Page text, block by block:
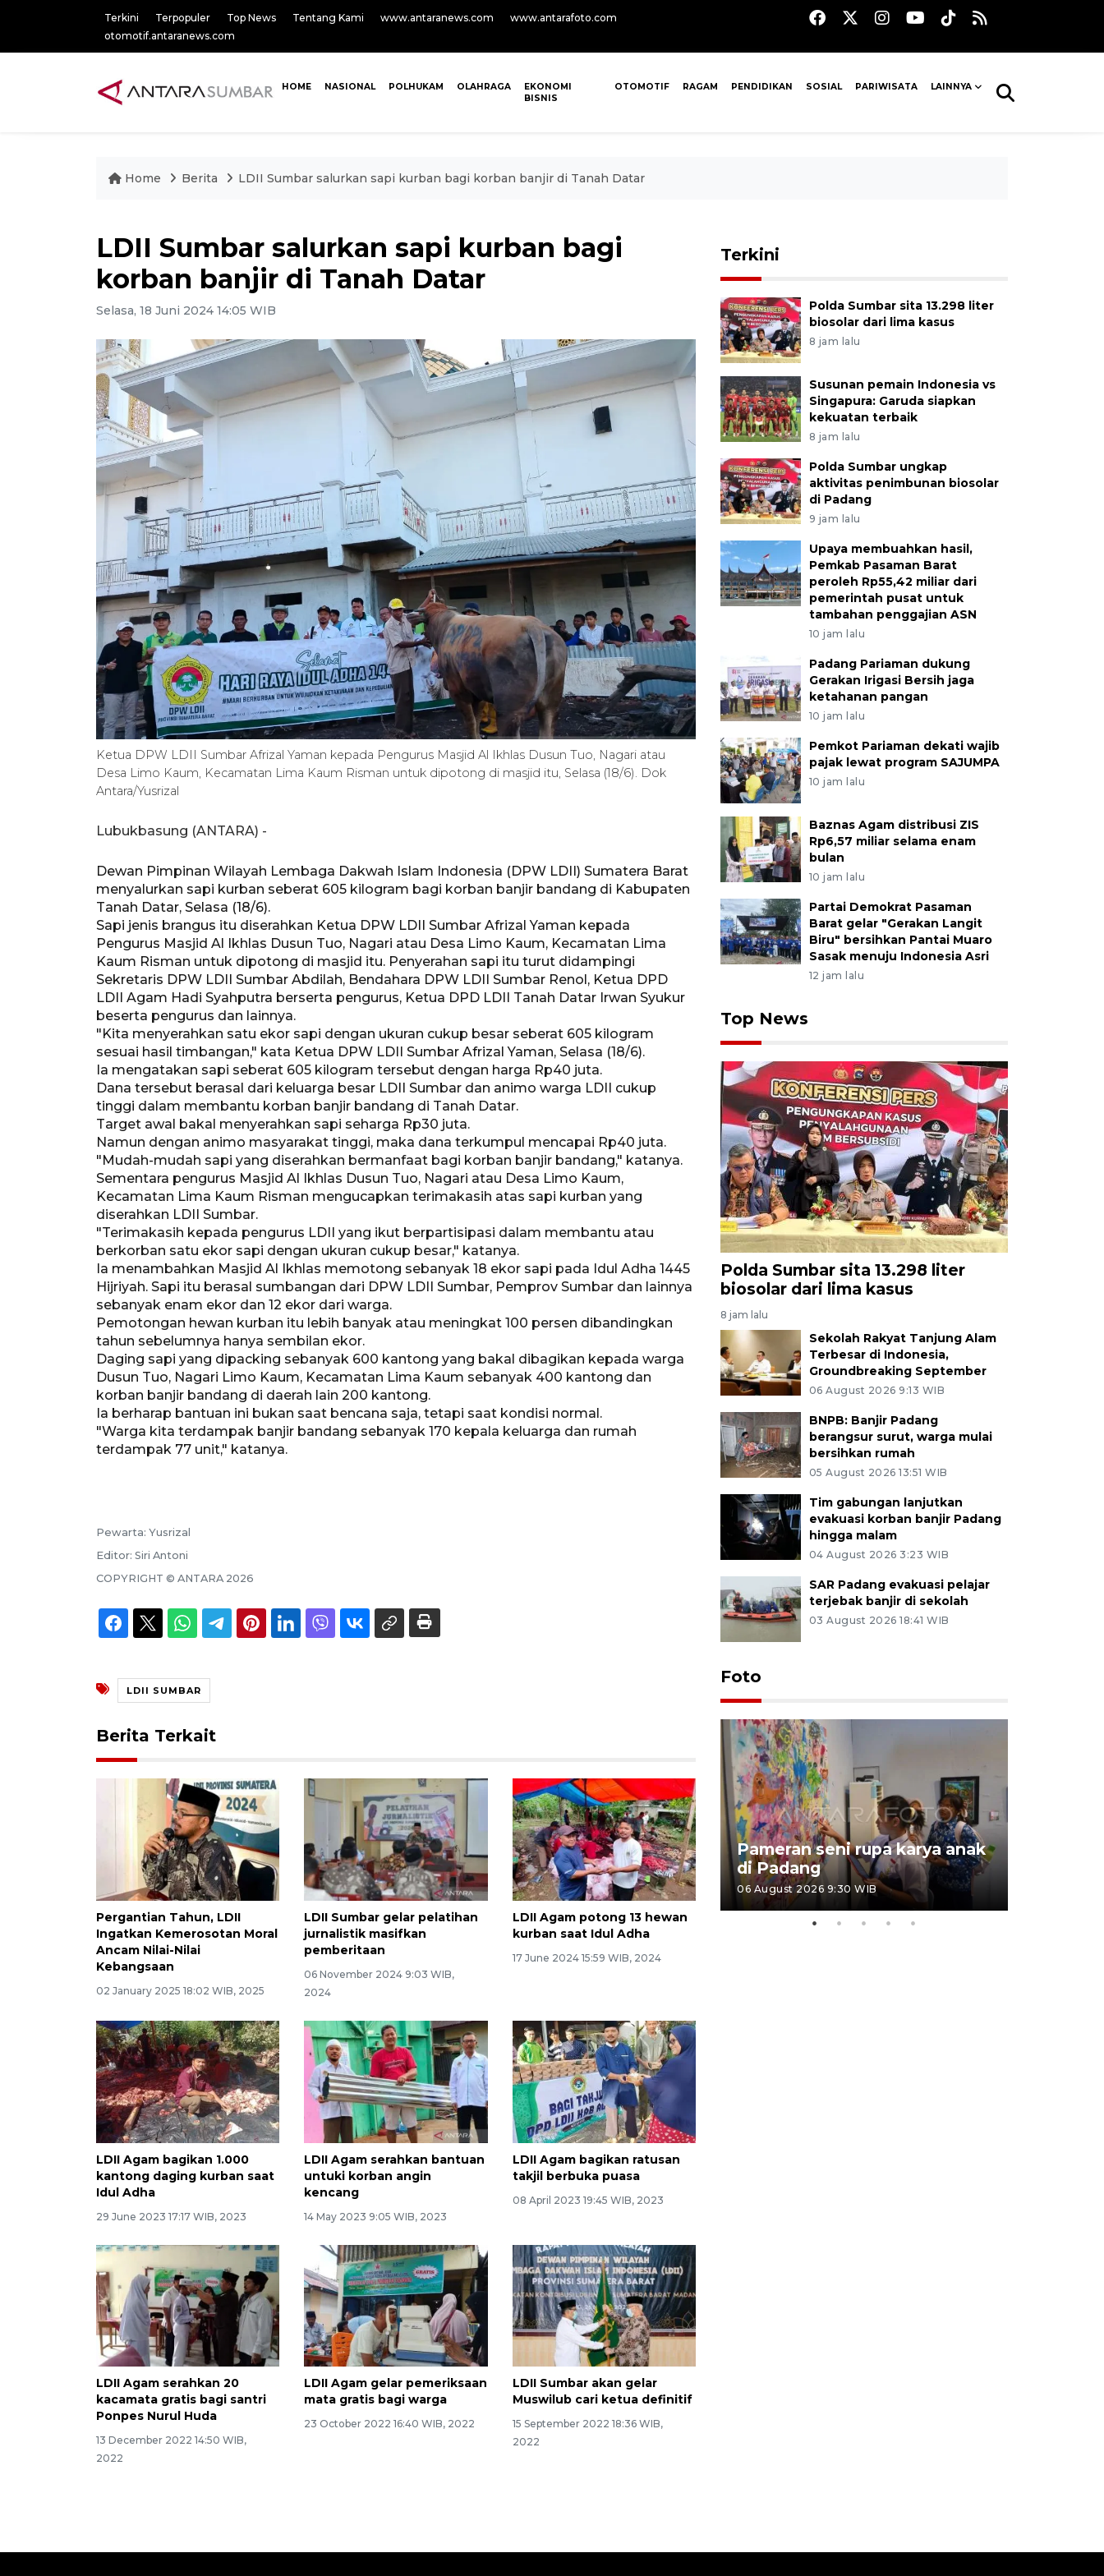
Terkini Terpopuler Top News Tentang Kami www.antaranews.com
www.antarafoto.com
otomotif.antaranews.com
HOME NASIONAL POLHUKAM OLAHRAGA
EKONOMI
BISNIS
OTOMOTIF RAGAM PENDIDIKAN SOSIAL PARIWISATA LAINNYA
Home Berita LDII Sumbar salurkan sapi kurban bagi korban banjir di Tanah Datar
LDII Sumbar salurkan sapi kurban bagi
korban banjir di Tanah Datar
Selasa, 18 Juni 2024 14:05 WIB
Ketua DPW LDII Sumbar Afrizal Yaman kepada Pengurus Masjid Al Ikhlas Dusun Tuo, Nagari atau
Desa Limo Kaum, Kecamatan Lima Kaum Risman untuk dipotong di masjid itu, Selasa (18/6). Dok
Antara/Yusrizal
Lubukbasung (ANTARA) -
Dewan Pimpinan Wilayah Lembaga Dakwah Islam Indonesia (DPW LDII) Sumatera Barat
menyalurkan sapi kurban seberat 605 kilogram bagi korban banjir bandang di Kabupaten
Tanah Datar, Selasa (18/6).
Sapi jenis brangus itu diserahkan Ketua DPW LDII Sumbar Afrizal Yaman kepada
Pengurus Masjid Al Ikhlas Dusun Tuo, Nagari atau Desa Limo Kaum, Kecamatan Lima
Kaum Risman untuk dipotong di masjid itu. Penyerahan sapi itu turut didampingi
Sekretaris DPW LDII Sumbar Abdilah, Bendahara DPW LDII Sumbar Renol, Ketua DPD
LDII Agam Hadi Syahputra berserta pengurus, Ketua DPD LDII Tanah Datar Irwan Syukur
beserta pengurus dan lainnya.
"Kita menyerahkan satu ekor sapi dengan ukuran cukup besar seberat 605 kilogram
sesuai hasil timbangan," kata Ketua DPW LDII Sumbar Afrizal Yaman, Selasa (18/6).
Ia mengatakan sapi seberat 605 kilogram tersebut dengan harga Rp40 juta.
Dana tersebut berasal dari keluarga besar LDII Sumbar dan animo warga LDII cukup
tinggi dalam membantu korban banjir bandang di Tanah Datar.
Target awal bakal menyerahkan sapi seharga Rp30 juta.
Namun dengan animo masyarakat tinggi, maka dana terkumpul mencapai Rp40 juta.
"Mudah-mudah sapi yang diserahkan bermanfaat bagi korban banjir bandang," katanya.
Sementara pengurus Masjid Al Ikhlas Dusun Tuo, Nagari atau Desa Limo Kaum,
Kecamatan Lima Kaum Risman mengucapkan terimakasih atas sapi kurban yang
diserahkan LDII Sumbar.
"Terimakasih kepada pengurus LDII yang ikut berpartisipasi dalam membantu atau
berkorban satu ekor sapi dengan ukuran cukup besar," katanya.
Ia menambahkan Masjid Al Ikhlas memotong sebanyak 18 ekor sapi pada Idul Adha 1445
Hijriyah. Sapi itu berasal sumbangan dari DPW LDII Sumbar, Pemprov Sumbar dan lainnya
sebanyak enam ekor dan 12 ekor dari warga.
Pemotongan hewan kurban itu lebih banyak atau meningkat 100 persen dibandingkan
tahun sebelumnya hanya sembilan ekor.
Daging sapi yang dipacking sebanyak 600 kantong yang bakal dibagikan kepada warga
Dusun Tuo, Nagari Limo Kaum, Kecamatan Lima Kaum sebanyak 400 kantong dan
korban banjir bandang di daerah lain 200 kantong.
Ia berharap bantuan ini bukan saat bencana saja, tetapi saat kondisi normal.
"Warga kita terdampak banjir bandang sebanyak 170 kepala keluarga dan rumah
terdampak 77 unit," katanya.
Pewarta: Yusrizal
Editor: Siri Antoni
COPYRIGHT © ANTARA 2026
LDII SUMBAR
Berita Terkait
Pergantian Tahun, LDII
Ingatkan Kemerosotan Moral
Ancam Nilai-Nilai
Kebangsaan
02 January 2025 18:02 WIB, 2025
LDII Sumbar gelar pelatihan
jurnalistik masifkan
pemberitaan
06 November 2024 9:03 WIB,
2024
LDII Agam potong 13 hewan
kurban saat Idul Adha
17 June 2024 15:59 WIB, 2024
LDII Agam bagikan 1.000
kantong daging kurban saat
Idul Adha
29 June 2023 17:17 WIB, 2023
LDII Agam serahkan bantuan
untuki korban angin
kencang
14 May 2023 9:05 WIB, 2023
LDII Agam bagikan ratusan
takjil berbuka puasa
08 April 2023 19:45 WIB, 2023
LDII Agam serahkan 20
kacamata gratis bagi santri
Ponpes Nurul Huda
13 December 2022 14:50 WIB,
2022
LDII Agam gelar pemeriksaan
mata gratis bagi warga
23 October 2022 16:40 WIB, 2022
LDII Sumbar akan gelar
Muswilub cari ketua definitif
15 September 2022 18:36 WIB,
2022
Terkini
Polda Sumbar sita 13.298 liter
biosolar dari lima kasus
8 jam lalu
Susunan pemain Indonesia vs
Singapura: Garuda siapkan
kekuatan terbaik
8 jam lalu
Polda Sumbar ungkap
aktivitas penimbunan biosolar
di Padang
9 jam lalu
Upaya membuahkan hasil,
Pemkab Pasaman Barat
peroleh Rp55,42 miliar dari
pemerintah pusat untuk
tambahan penggajian ASN
10 jam lalu
Padang Pariaman dukung
Gerakan Irigasi Bersih jaga
ketahanan pangan
10 jam lalu
Pemkot Pariaman dekati wajib
pajak lewat program SAJUMPA
10 jam lalu
Baznas Agam distribusi ZIS
Rp6,57 miliar selama enam
bulan
10 jam lalu
Partai Demokrat Pasaman
Barat gelar "Gerakan Langit
Biru" bersihkan Pantai Muaro
Sasak menuju Indonesia Asri
12 jam lalu
Top News
Polda Sumbar sita 13.298 liter
biosolar dari lima kasus
8 jam lalu
Sekolah Rakyat Tanjung Alam
Terbesar di Indonesia,
Groundbreaking September
06 August 2026 9:13 WIB
BNPB: Banjir Padang
berangsur surut, warga mulai
bersihkan rumah
05 August 2026 13:51 WIB
Tim gabungan lanjutkan
evakuasi korban banjir Padang
hingga malam
04 August 2026 3:23 WIB
SAR Padang evakuasi pelajar
terjebak banjir di sekolah
03 August 2026 18:41 WIB
Foto
Penyelesaian pembentukan
Kopdes Merah Putih di
Sumbar
05 August 2026 10:33 WIB
Pameran seni rupa karya anak
di Padang
06 August 2026 9:30 WIB